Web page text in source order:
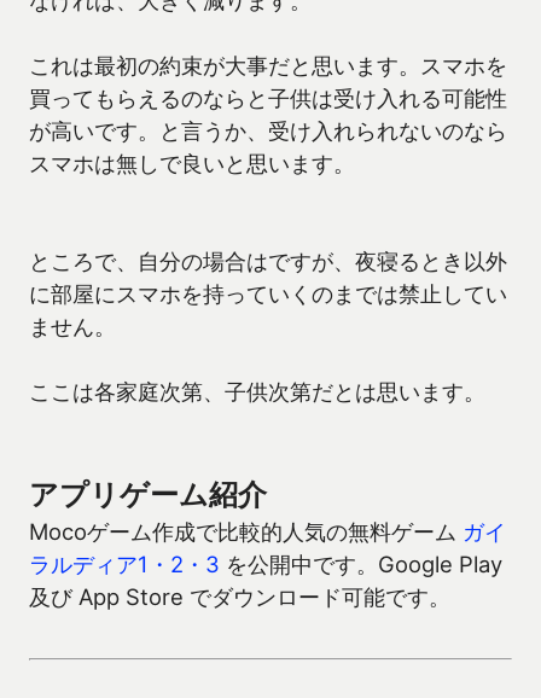
これは最初の約束が大事だと思います。スマホを
買ってもらえるのならと子供は受け入れる可能性
が高いです。と言うか、受け入れられないのなら
スマホは無しで良いと思います。
ところで、自分の場合はですが、夜寝るとき以外
に部屋にスマホを持っていくのまでは禁止してい
ません。
ここは各家庭次第、子供次第だとは思います。
アプリゲーム紹介
Mocoゲーム作成で比較的人気の無料ゲーム ガイ
ラルディア1・2・3 を公開中です。Google Play
及び App Store でダウンロード可能です。